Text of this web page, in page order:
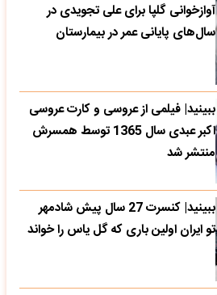
آوازخوانی گلپا برای علی تجویدی در
سال‌های پایانی عمر در بیمارستان
ببینید| فیلمی از عروسی و کارت عروسی
اکبر عبدی سال 1365 توسط همسرش
منتشر شد
ببینید| کنسرت 27 سال پیش شادمهر
تو ایران اولین باری که گل یاس را خواند